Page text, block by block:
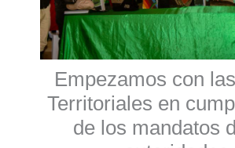
Empezamos con
Territoriales en
de los mandatos